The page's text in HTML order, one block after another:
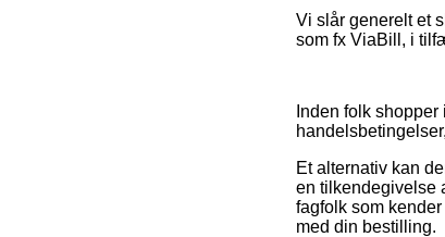
Vi slår generelt et
som fx ViaBill, i
Inden folk
Et alternativ kan
en tilkendegivelse
fagfolk som
med din bestilling.